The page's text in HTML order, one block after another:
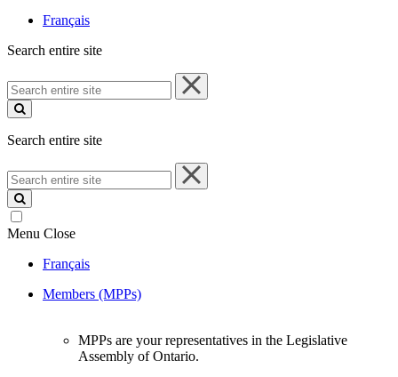
Français
Search entire site
Search
entire
site
Search entire site
Search
entire
site
Menu Close
Français
Members (MPPs)
MPPs are your representatives in the Legislative
Assembly of Ontario.